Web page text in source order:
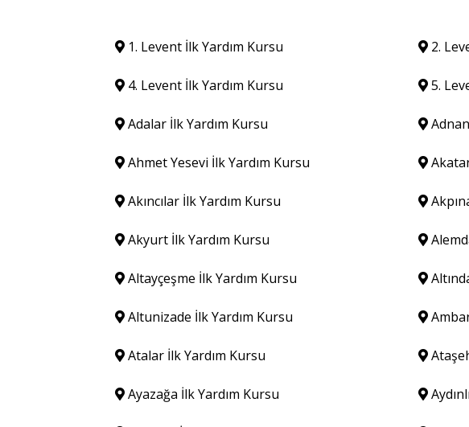
1. Levent İlk Yardım Kursu 2.
4. Levent İlk Yardım Kursu 5.
Adalar İlk Yardım Kursu
Ahmet Yesevi İlk Yardım Kursu
Akıncılar İlk Yardım Kursu
Akyurt İlk Yardım Kursu
Altayçeşme İlk Yardım Kursu
Altunizade İlk Yardım Kursu
Atalar İlk Yardım Kursu
Ayazağa İlk Yardım Kursu